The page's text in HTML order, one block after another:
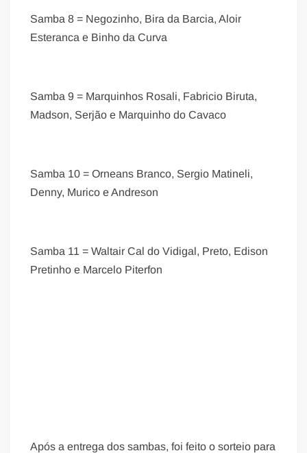
Samba 8 = Negozinho, Bira da Barcia, Aloir
Esteranca e Binho da Curva
Samba 9 = Marquinhos Rosali, Fabricio Biruta,
Madson, Serjão e Marquinho do Cavaco
Samba 10 = Orneans Branco, Sergio Matineli,
Denny, Murico e Andreson
Samba 11 = Waltair Cal do Vidigal, Preto, Edison
Pretinho e Marcelo Piterfon
Após a entrega dos sambas, foi feito o sorteio para